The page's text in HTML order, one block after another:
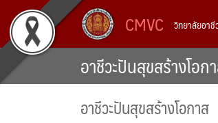
content
CMVC วิทยาลัยอาชี
อาชีวะปันสุขสร้างโอก
อาชีวะปันสุขสร้างโอกาส